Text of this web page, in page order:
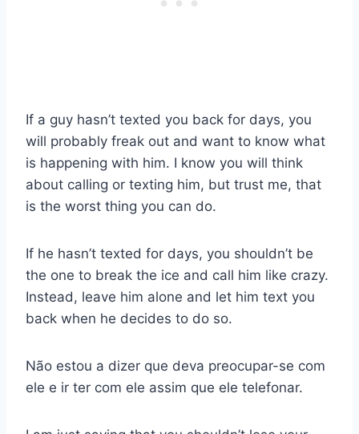
If a guy hasn’t texted you back for days, you
will probably freak out and want to know what
is happening with him. I know you will think
about calling or texting him, but trust me, that
is the worst thing you can do.
If he hasn’t texted for days, you shouldn’t be
the one to break the ice and call him like crazy.
Instead, leave him alone and let him text you
back when he decides to do so.
Não estou a dizer que deva preocupar-se com
ele e ir ter com ele assim que ele telefonar.